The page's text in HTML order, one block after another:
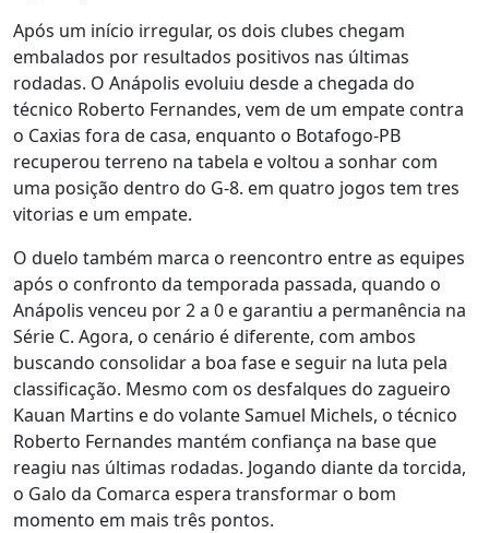
Após um início irregular, os dois clubes chegam
embalados por resultados positivos nas últimas
rodadas. O Anápolis evoluiu desde a chegada do
técnico Roberto Fernandes, vem de um empate contra
o Caxias fora de casa, enquanto o Botafogo-PB
recuperou terreno na tabela e voltou a sonhar com
uma posição dentro do G-8. em quatro jogos tem tres
vitorias e um empate.
O duelo também marca o reencontro entre as equipes
após o confronto da temporada passada, quando o
Anápolis venceu por 2 a 0 e garantiu a permanência na
Série C. Agora, o cenário é diferente, com ambos
buscando consolidar a boa fase e seguir na luta pela
classificação. Mesmo com os desfalques do zagueiro
Kauan Martins e do volante Samuel Michels, o técnico
Roberto Fernandes mantém confiança na base que
reagiu nas últimas rodadas. Jogando diante da torcida,
o Galo da Comarca espera transformar o bom
momento em mais três pontos.